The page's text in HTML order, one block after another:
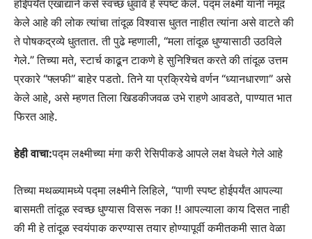
होईपर्यंत एखाद्याने कसे स्वच्छ धुवावे हे स्पष्ट केले. पद्म लक्ष्मी यांनी नमूद
केले आहे की लोक त्यांचा तांदूळ विश्वास धुतत नाहीत त्यांना असे वाटते की
ते पोषकद्रव्ये धुततात. ती पुढे म्हणाली, “मला तांदूळ धुण्यासाठी उठविले
गेले.” तिच्या मते, स्टार्च काढून टाकणे हे सुनिश्चित करते की तांदूळ उत्तम
प्रकारे “फ्लफी” बाहेर पडतो. तिने या प्रक्रियेचे वर्णन “ध्यानधारणा” असे
केले आहे, असे म्हणत तिला खिडकीजवळ उभे राहणे आवडते, पाण्यात भात
फिरत आहे.
हेही वाचा:पद्म लक्ष्मीच्या मंगा करी रेसिपीकडे आपले लक्ष वेधले गेले आहे
तिच्या मथळ्यामध्ये पद्मा लक्ष्मीने लिहिले, “पाणी स्पष्ट होईपर्यंत आपल्या
बासमती तांदूळ स्वच्छ धुण्यास विसरू नका !! आपल्याला काय दिसत नाही
की मी हे तांदूळ स्वयंपाक करण्यास तयार होण्यापूर्वी कमीतकमी सात वेळा